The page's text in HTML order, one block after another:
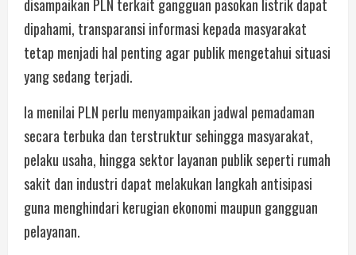
disampaikan PLN terkait gangguan pasokan listrik dapat
dipahami, transparansi informasi kepada masyarakat
tetap menjadi hal penting agar publik mengetahui situasi
yang sedang terjadi.
Ia menilai PLN perlu menyampaikan jadwal pemadaman
secara terbuka dan terstruktur sehingga masyarakat,
pelaku usaha, hingga sektor layanan publik seperti rumah
sakit dan industri dapat melakukan langkah antisipasi
guna menghindari kerugian ekonomi maupun gangguan
pelayanan.